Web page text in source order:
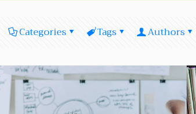
Categories Tags Authors